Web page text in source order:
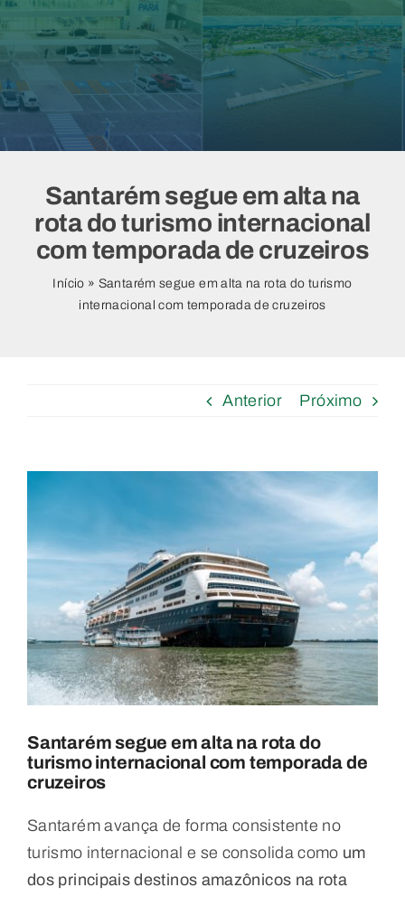
Santarém segue em alta na
rota do turismo internacional
com temporada de cruzeiros
Início » Santarém segue em alta na rota do turismo
internacional com temporada de cruzeiros
Anterior Próximo
Image
Santarém segue em alta na rota do
turismo internacional com temporada de
cruzeiros
Santarém avança de forma consistente no
turismo internacional e se consolida como um
dos principais destinos amazônicos na rota